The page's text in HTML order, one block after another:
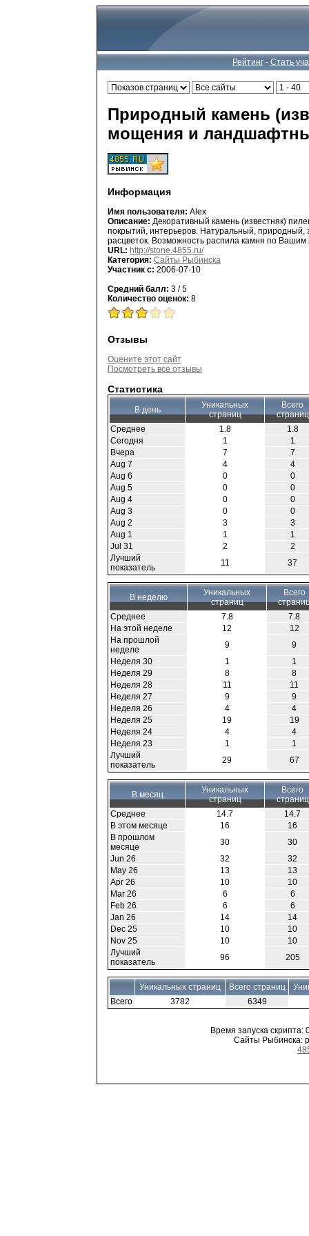
Рейтинг- Стать
Природный камень
мощения и
Информация
Имя пользователя: Alex
Описание: Декоративный камень (известняк)
покрытий, интерьеров. Натуральный, природный,
расцветок. Возможность распила камня по
URL: http://stone.4855.ru/
Категория: Сайты Рыбинска
Участник с: 2006-07-10
Средний балл: 3 / 5
Количество оценок: 8
Отзывы
Оцените этот сайт
Посмотреть все отзывы
Статистика
В день
Уникальных
страниц
Всего
страниц
Среднее
1.8
1.8
Сегодня
1
1
Вчера
7
7
Aug 7
4
4
Aug 6
0
0
Aug 5
0
0
Aug 4
0
0
Aug 3
0
0
Aug 2
3
3
Aug 1
1
1
Jul 31
2
2
Лучший
показатель
11 37
В неделю
Уникальных
страниц
Всего
Среднее
7.8
7.8
На этой неделе
12
12
На прошлой
неделе
9
9
Неделя 30
1
1
Неделя 29
8
8
Неделя 28
11
11
Неделя 27
9
9
Неделя 26
4
4
Неделя 25
19
19
Неделя 24
4
4
Неделя 23
1
1
Лучший
показатель
29 67
В месяц
Уникальных
страниц
Всего
страниц
Среднее
14.7
14.7
В этом месяце
16
16
В прошлом
месяце
30
30
Jun 26
32
32
May 26
13
13
Apr 26
10
10
Mar 26
6
6
Feb 26
6
6
Jan 26
14
14
Dec 25
10
10
Nov 25
10
10
Лучший
показатель
96 205
Уникальных страниц Всего страниц
Всего
3782 6349
Время запуска скрипта:
Сайты Рыбинска: